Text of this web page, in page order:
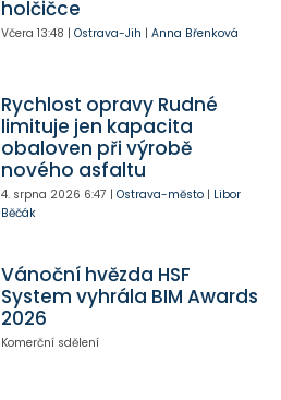
holčičce
Včera 13:48 | Ostrava-Jih | Anna Břenková
Rychlost opravy Rudné
limituje jen kapacita
obaloven při výrobě
nového asfaltu
4. srpna 2026 6:47 | Ostrava-město| Libor
Běčák
Vánoční hvězda HSF
System vyhrála BIM Awards
2026
Komerční sdělení